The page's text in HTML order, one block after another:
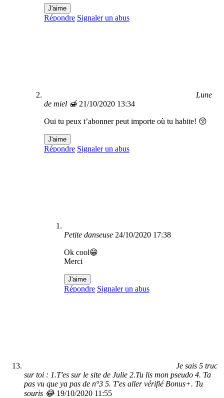
J'aime
Répondre Signaler un abus
Lune
de miel 🍯 21/10/2020 13:34
Oui tu peux t’abonner peut importe où tu habite! 😚
J'aime
Répondre Signaler un abus
Petite danseuse 24/10/2020 17:38
Ok cool😁
Merci
J'aime
Répondre Signaler un abus
Je sais 5 truc
sur toi : 1.T'es sur le site de Julie 2.Tu lis mon pseudo 4. Ta
pas vu que ya pas de n°3 5. T'es aller vérifié Bonus+. Tu
souris 😂 19/10/2020 11:55